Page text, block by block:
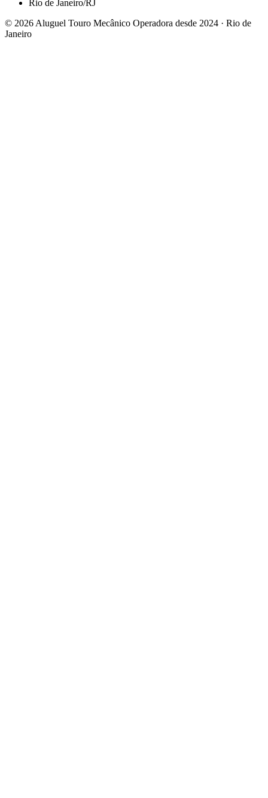
Rio de Janeiro/RJ
© 2026 Aluguel Touro Mecânico Operadora desde 2024 · Rio de
Janeiro